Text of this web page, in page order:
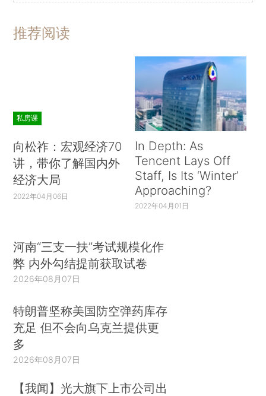
推荐阅读
私房课
向松祚：宏观经济70
讲，带你了解国内外
经济大局
2022年04月06日
In Depth: As
Tencent Lays Off
Staff, Is Its ‘Winter’
Approaching?
2022年04月01日
河南“三支一扶”考试规模化作
弊 内外勾结提前获取试卷
2026年08月07日
特朗普坚称美国防空弹药库存
充足 但不会向乌克兰提供更
多
2026年08月07日
【我闻】光大旗下上市公司出